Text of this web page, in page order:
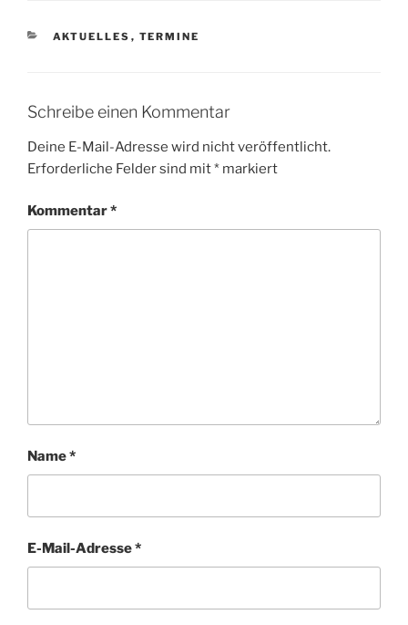
KATEGORIEN
AKTUELLES , TERMINE
Schreibe einen Kommentar
Deine E-Mail-Adresse wird nicht veröffentlicht.
Erforderliche Felder sind mit* markiert
Kommentar*
Name*
E-Mail-Adresse*